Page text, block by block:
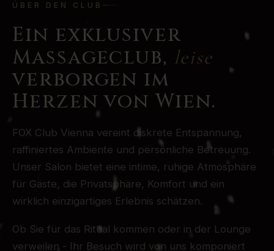
ÜBER DEN CLUB
Ein exklusiver
Massageclub, leise
verborgen im
Herzen von Wien.
FOX Club Vienna vereint diskrete Entspannung,
raffiniertes Ambiente und persönliche Betreuung.
Unser Salon bietet eine intime, ruhige Atmosphäre
für Gäste, die Privatsphäre, Komfort und ein
wirklich einzigartiges Erlebnis schätzen.
Ob Sie für das Ritual kommen oder in der Lounge
verweilen - Ihr Besuch wird von uns komponiert